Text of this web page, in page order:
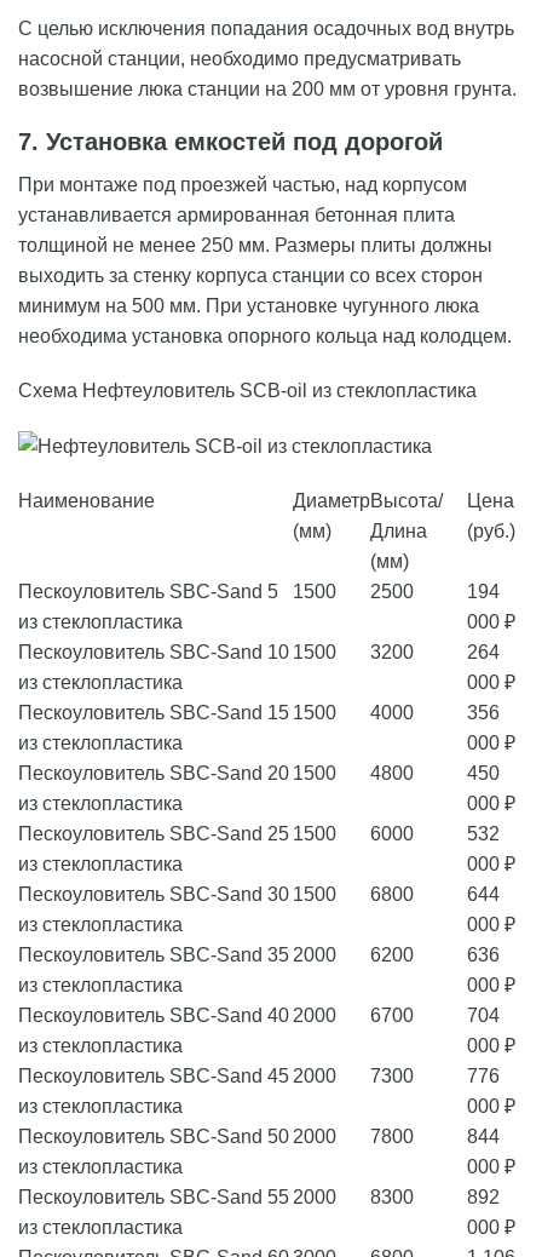
С целью исключения попадания осадочных вод внутрь
насосной станции, необходимо предусматривать
возвышение люка станции на 200 мм от уровня грунта.
7. Установка емкостей под дорогой
При монтаже под проезжей частью, над корпусом
устанавливается армированная бетонная плита
толщиной не менее 250 мм. Размеры плиты должны
выходить за стенку корпуса станции со всех сторон
минимум на 500 мм. При установке чугунного люка
необходима установка опорного кольца над колодцем.
Схема Нефтеуловитель SCB-oil из стеклопластика
Наименование
Диаметр
(мм)
Высота/
Длина
(мм)
Цена
(руб.)
Пескоуловитель SBC-Sand 5
из стеклопластика
1500 2500
194
000 ₽
Пескоуловитель SBC-Sand 10
из стеклопластика
1500 3200
264
000 ₽
Пескоуловитель SBC-Sand 15
из стеклопластика
1500 4000
356
000 ₽
Пескоуловитель SBC-Sand 20
из стеклопластика
1500 4800
450
000 ₽
Пескоуловитель SBC-Sand 25
из стеклопластика
1500 6000
532
000 ₽
Пескоуловитель SBC-Sand 30
из стеклопластика
1500 6800
644
000 ₽
Пескоуловитель SBC-Sand 35
из стеклопластика
2000 6200
636
000 ₽
Пескоуловитель SBC-Sand 40
из стеклопластика
2000 6700
704
000 ₽
Пескоуловитель SBC-Sand 45
из стеклопластика
2000 7300
776
000 ₽
Пескоуловитель SBC-Sand 50
из стеклопластика
2000 7800
844
000 ₽
Пескоуловитель SBC-Sand 55
из стеклопластика
2000 8300
892
000 ₽